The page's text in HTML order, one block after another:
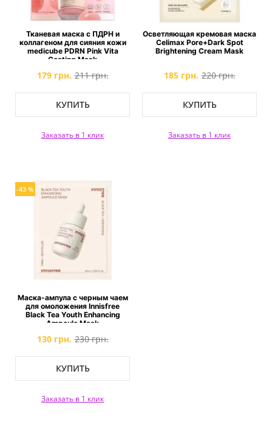
Тканевая маска с ПДРН и
коллагеном для сияния кожи
medicube PDRN Pink Vita
Coating Mask
179 грн. 211 грн.
КУПИТЬ
Заказать в 1 клик
Осветляющая кремовая маска
Celimax Pore+Dark Spot
Brightening Cream Mask
185 грн. 220 грн.
КУПИТЬ
Заказать в 1 клик
-43 %
Маска-ампула с черным чаем
для омоложения Innisfree
Black Tea Youth Enhancing
Ampoule Mask
130 грн. 230 грн.
КУПИТЬ
Заказать в 1 клик